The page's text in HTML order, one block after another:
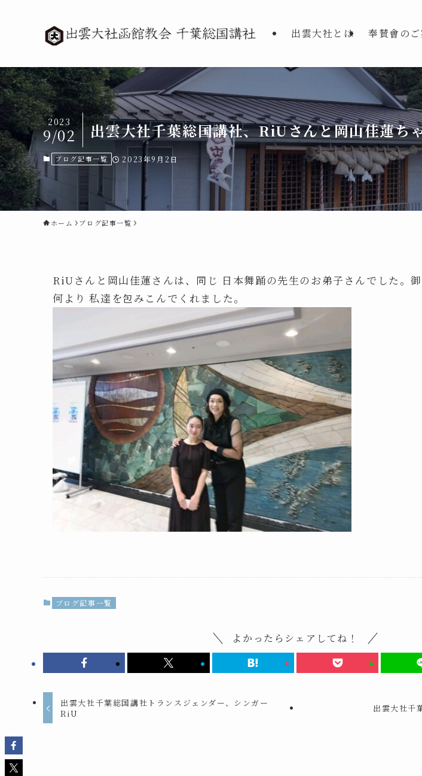
出雲大社とは 奉賛會の
出雲大社千葉総国講社、RiUさんと岡山佳蓮ち
2023
9/02
ブログ記事一覧 2023年9月2日
ホーム ブログ記事一覧
RiUさんと岡山佳蓮さんは、同じ 日本舞踊の先生のお弟子さんでした。
何より 私達を包みこんでくれました。
ブログ記事一覧
よかったらシェアしてね！
出雲大社千葉総国講社トランスジェンダー、シンガー
RiU
出雲大社千